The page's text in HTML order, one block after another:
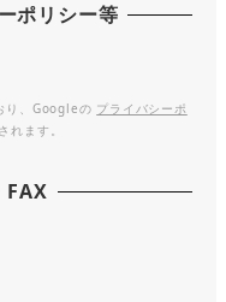
ポリシー等
り、Googleの プライバシーポ
れます。
FAX